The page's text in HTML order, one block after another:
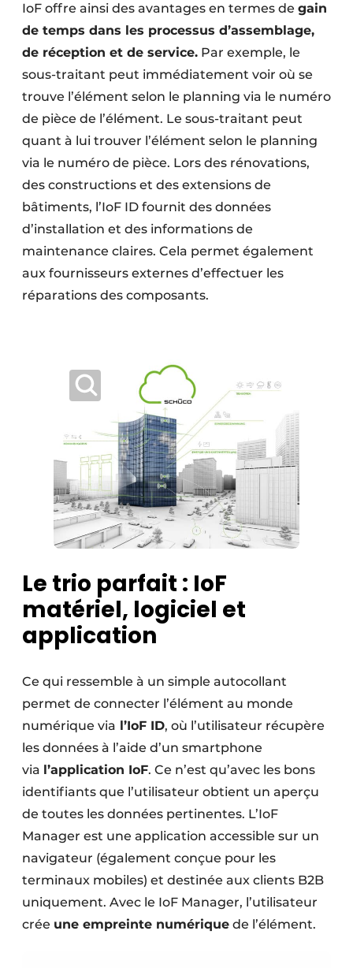
IoF offre ainsi des avantages en termes de gain
de temps dans les processus d’assemblage,
de réception et de service. Par exemple, le
sous-traitant peut immédiatement voir où se
trouve l’élément selon le planning via le numéro
de pièce de l’élément. Le sous-traitant peut
quant à lui trouver l’élément selon le planning
via le numéro de pièce. Lors des rénovations,
des constructions et des extensions de
bâtiments, l’IoF ID fournit des données
d’installation et des informations de
maintenance claires. Cela permet également
aux fournisseurs externes d’effectuer les
réparations des composants. ​ ​
Le trio parfait : IoF
matériel, logiciel et
application
Ce qui ressemble à un simple autocollant
permet de connecter l’élément au monde
numérique via l’IoF ID, où l’utilisateur récupère
les données à l’aide d’un smartphone
via l’application IoF. Ce n’est qu’avec les bons
identifiants que l’utilisateur obtient un aperçu
de toutes les données pertinentes. L’IoF
Manager est une application accessible sur un
navigateur (également conçue pour les
terminaux mobiles) et destinée aux clients B2B
uniquement. Avec le IoF Manager, l’utilisateur
crée une empreinte numérique de l’élément. ​ ​